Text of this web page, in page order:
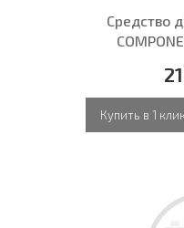
Средство
Купить в 1 клик